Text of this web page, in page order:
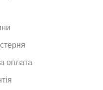
оплата